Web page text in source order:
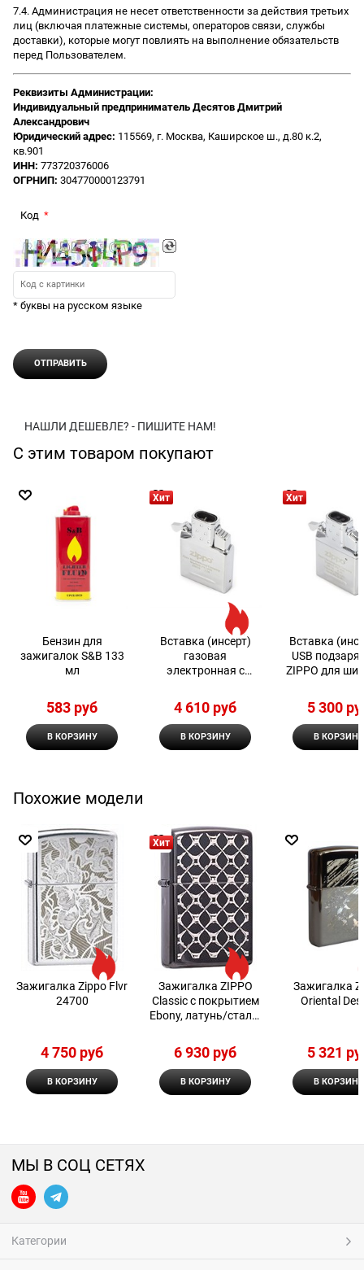
7.4. Администрация не несет ответственности за действия третьих
лиц (включая платежные системы, операторов связи, службы
доставки), которые могут повлиять на выполнение обязательств
перед Пользователем.
Реквизиты Администрации:
Индивидуальный предприниматель Десятов Дмитрий
Александрович
Юридический адрес: 115569, г. Москва, Каширское ш., д.80 к.2,
кв.901
ИНН: 773720376006
ОГРНИП: 304770000123791
Код
* буквы на русском языке
НАШЛИ ДЕШЕВЛЕ? - ПИШИТЕ НАМ!
С этим товаром покупают
Бензин для
зажигалок S&B 133
мл
583 руб
В КОРЗИНУ
Хит
Вставка (инсерт)
газовая
электронная с
Zippo
4 610 руб
В КОРЗИНУ
Хит
Вставка
USB
ZIPPO для
5 300
В КОРЗИНУ
Похожие модели
Зажигалка Zippo Flvr
24700
4 750 руб
В КОРЗИНУ
Хит
Зажигалка ZIPPO
Classic с покрытием
Ebony, латунь/сталь,
38x13x57 мм
6 930 руб
В КОРЗИНУ
Зажигалка
Oriental
5 321
В КОРЗИНУ
МЫ В СОЦ СЕТЯХ
Категории